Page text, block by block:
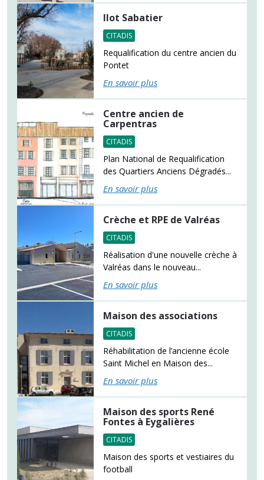
Ilot Sabatier
CITADIS
Requalification du centre ancien du
Pontet
En savoir plus
Centre ancien de
Carpentras
CITADIS
Plan National de Requalification
des Quartiers Anciens Dégradés...
En savoir plus
Crèche et RPE de Valréas
CITADIS
Réalisation d'une nouvelle crèche à
Valréas dans le nouveau...
En savoir plus
Maison des associations
CITADIS
Réhabilitation de l’ancienne école
Saint Michel en Maison des...
En savoir plus
Maison des sports René
Fontes à Eygalières
CITADIS
Maison des sports et vestiaires du
football